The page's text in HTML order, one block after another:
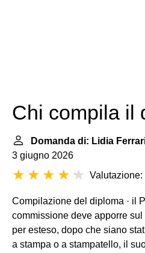
Chi compila il
Domanda di: Lidia
3 giugno 2026
Valutazione:
Compilazione del diploma · il
commissione deve apporre
per esteso, dopo che siano
a stampa o a stampatello, il